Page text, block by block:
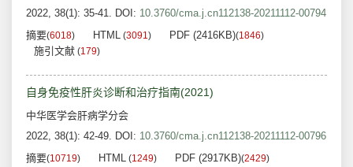
2022, 38(1): 35-41. DOI: 10.3760/cma.j.cn112138-20211112-00794
摘要(6018) HTML (3091) PDF (2416KB)(1846)
施引文献 (179)
自身免疫性肝炎诊断和治疗指南(2021)
中华医学会肝病学分会
2022, 38(1): 42-49. DOI: 10.3760/cma.j.cn112138-20211112-00796
摘要(10719) HTML (1249) PDF (2917KB)(2429)